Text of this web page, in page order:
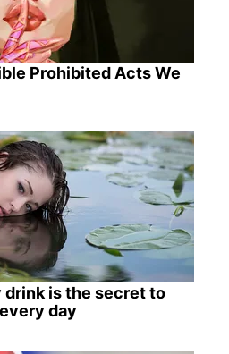
Prohibited Acts We
is the secret to
day